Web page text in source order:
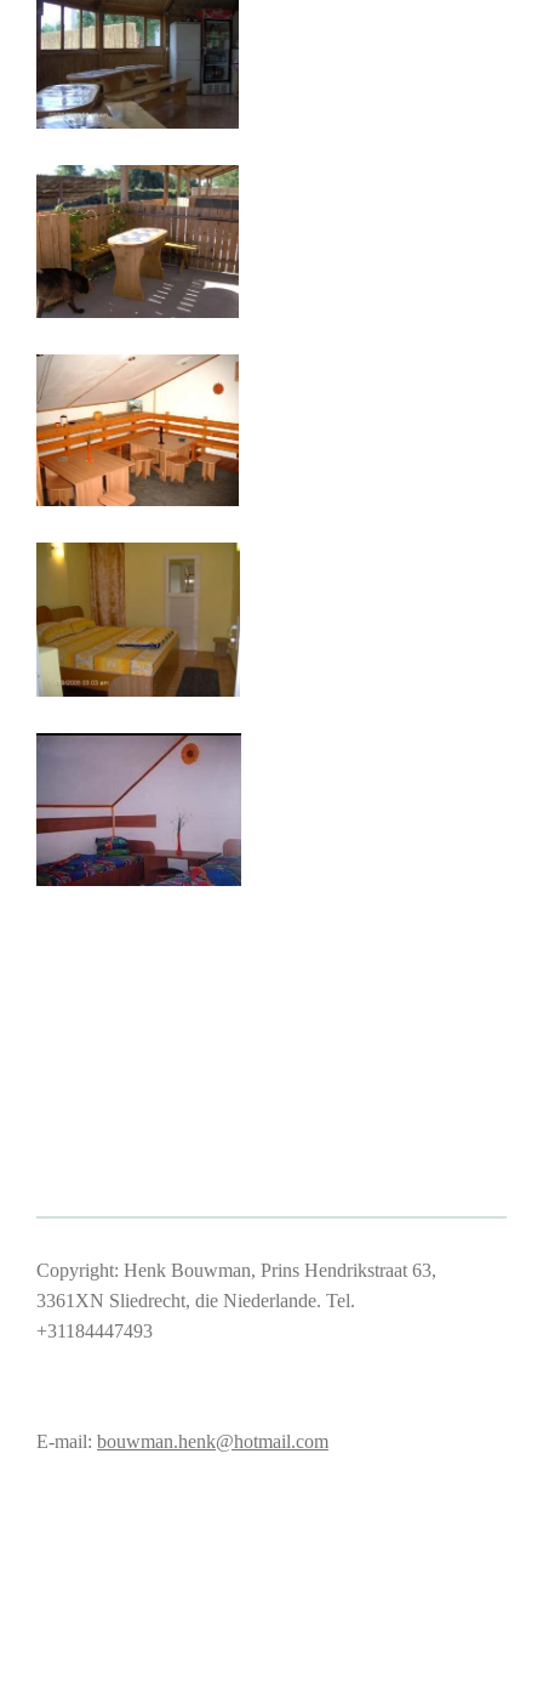
Copyright: Henk Bouwman, Prins Hendrikstraat 63,
3361XN Sliedrecht, die Niederlande. Tel.
+31184447493
E-mail: bouwman.henk@hotmail.com